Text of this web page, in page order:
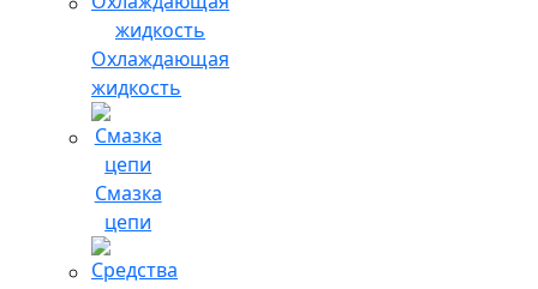
Охлаждающая
жидкость
Смазка
цепи